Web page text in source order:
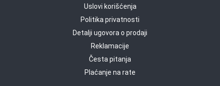
Uslovi korišćenja
Politika privatnosti
Detalji ugovora o prodaji
Reklamacije
Česta pitanja
Plaćanje na rate